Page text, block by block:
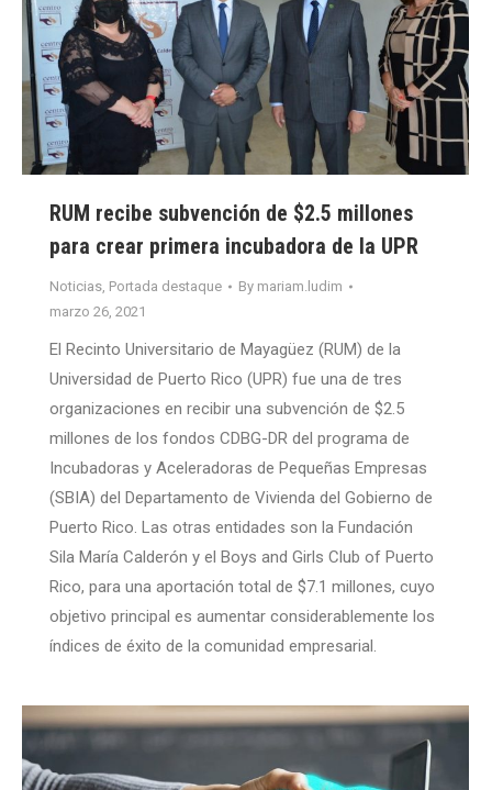
RUM recibe subvención de $2.5 millones
para crear primera incubadora de la UPR
Noticias, Portada destaque By mariam.ludim
marzo 26, 2021
El Recinto Universitario de Mayagüez (RUM) de la
Universidad de Puerto Rico (UPR) fue una de tres
organizaciones en recibir una subvención de $2.5
millones de los fondos CDBG-DR del programa de
Incubadoras y Aceleradoras de Pequeñas Empresas
(SBIA) del Departamento de Vivienda del Gobierno de
Puerto Rico. Las otras entidades son la Fundación
Sila María Calderón y el Boys and Girls Club of Puerto
Rico, para una aportación total de $7.1 millones, cuyo
objetivo principal es aumentar considerablemente los
índices de éxito de la comunidad empresarial.